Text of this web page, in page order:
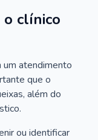
o clínico
um atendimento
que o
além do
ou identificar